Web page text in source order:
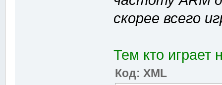
скорее всего
Тем кто играет
Код: XML